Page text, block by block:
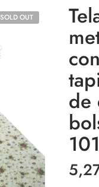
SOLD OUT
de